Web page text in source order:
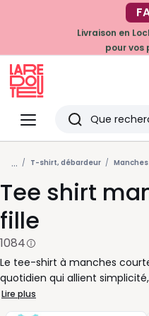
EN
-
Livraison en
pour
Menu
Redoute
Rechercher
Derniers
articles
vus
... T-shirt, débardeur
Tee shirt
fille
1084
Le tee-shirt à manches
quotidien qui allient
dynamique, qui enchaîne
de détente, avoir plusieurs
Lire plus